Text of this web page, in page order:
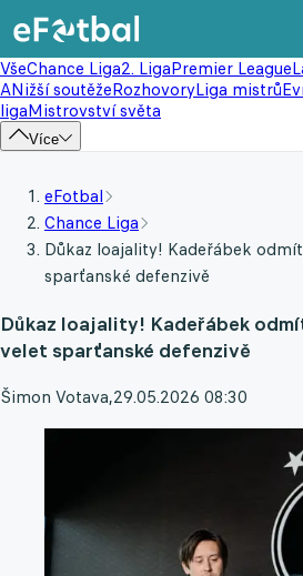
VšeChance Liga2. LigaPremier League
ANižší soutěžeRozhovoryLiga mistrů
ligaMistrovství světa
Více
eFotbal
Chance Liga
Důkaz loajality! Kadeřábek
sparťanské defenzivě
Důkaz loajality! Kadeřábek
velet sparťanské defenzivě
Šimon Votava,29.05.2026 08:30